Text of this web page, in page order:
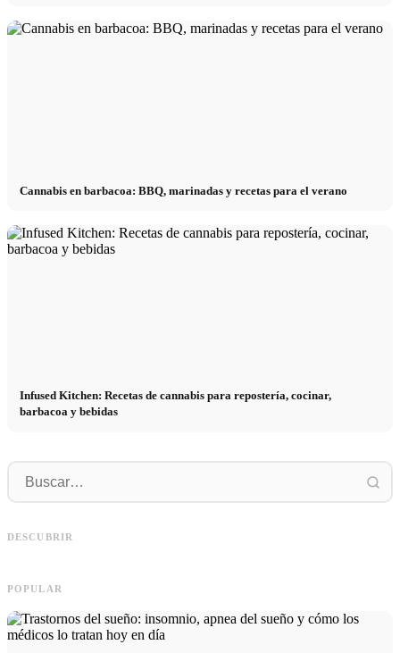
Cannabis en barbacoa: BBQ, marinadas y recetas para el verano
Infused Kitchen: Recetas de cannabis para repostería, cocinar,
barbacoa y bebidas
DESCUBRIR
Marketing
POPULAR